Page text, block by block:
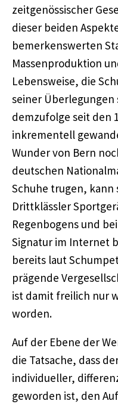
zeitgenössischer
dieser beiden
bemerkenswerten
Massenproduktion
Lebensweise, die
seiner
demzufolge seit den
inkrementell
Wunder von Bern
deutschen
Schuhe trugen, kann
Drittklässler
Regenbogens und
Signatur im Internet
bereits laut
prägende
ist damit freilich nur
worden.
Auf der Ebene der
die Tatsache, dass
individueller,
geworden ist, den